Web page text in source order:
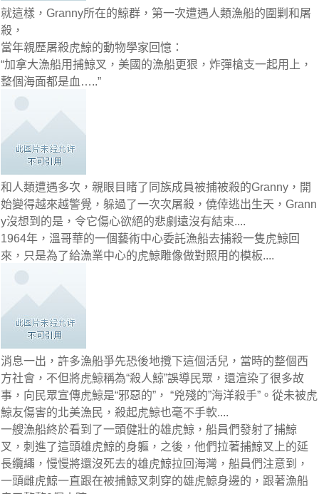
就這樣，Granny所在的鯨群，第一次遭遇人類漁船的圍剿和屠
殺，
當年親歷屠殺虎鯨的動物學家回憶：
“加拿大漁船用捕鯨叉，美國的漁船更狠，炸彈槍支一起用上，
整個海面都是血…..”
和人類遭遇多次，親眼目睹了同族成員被捕被殺的Granny，開
始變得越來越警覺，躲過了一次次屠殺，僥倖逃出生天，Grann
y沒想到的是，令它傷心欲絕的悲劇遠沒有結束....
1964年，溫哥華的一個藝術中心委託漁船去捕殺一隻虎鯨回
來，只是為了給漁業中心的虎鯨雕像做對照用的模板....
消息一出，許多漁船爭先恐後地攬下這個活兒，當時的整個西
方社會，不但將虎鯨稱為“殺人鯨”誤導民眾，還渲染了很多故
事，向民眾宣傳虎鯨是“邪惡的”， “兇殘的”海洋殺手”。從未被虎
鯨友傷害的北美漁民，殺起虎鯨也毫不手軟....
一艘漁船終於看到了一頭健壯的雄虎鯨，船員們發射了捕鯨
叉，刺進了這頭雄虎鯨的身軀，之後，他們拉著捕鯨叉上的延
長纜繩，慢慢將還沒死去的雄虎鯨拉回海灣，船員們注意到，
一頭雌虎鯨一直跟在被捕鯨叉刺穿的雄虎鯨身邊的，跟著漁船